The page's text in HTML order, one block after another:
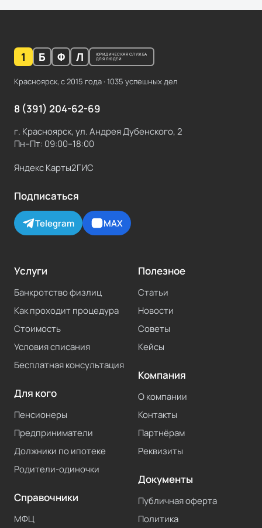
1 Б Ф Л
ЮРИДИЧЕСКАЯ СЛУЖБА
ДЛЯ ЛЮДЕЙ
Красноярск, с2015 года · 1035 успешных дел
8 (391) 204-62-69
г. Красноярск, ул. Андрея Дубенского, 2
Пн–Пт: 09:00–18:00
Яндекс Карты2ГИС
Подписаться
Telegram MAX
Услуги
Банкротство физлиц
Как проходит процедура
Стоимость
Условия списания
Бесплатная консультация
Для кого
Пенсионеры
Предприниматели
Должники по ипотеке
Родители-одиночки
Справочники
МФЦ
Полезное
Статьи
Новости
Советы
Кейсы
Компания
О компании
Контакты
Партнёрам
Реквизиты
Документы
Публичная оферта
Политика